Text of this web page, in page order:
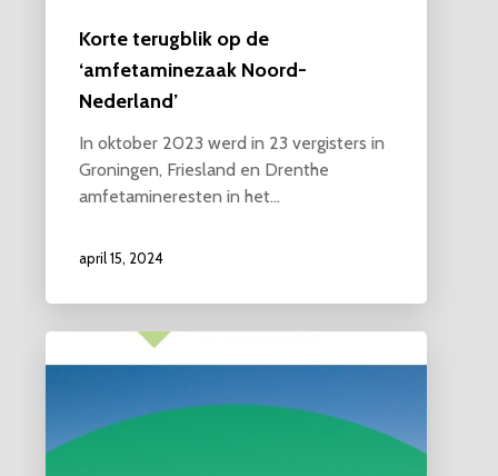
Korte terugblik op de
‘amfetaminezaak Noord-
Nederland’
In oktober 2023 werd in 23 vergisters in
Groningen, Friesland en Drenthe
amfetamineresten in het…
april 15, 2024